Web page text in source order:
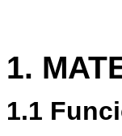
1.
1.1